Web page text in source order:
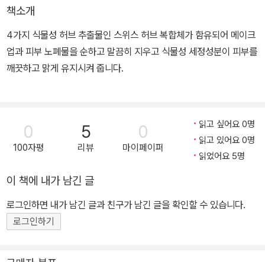
책소개
4가지 식물성 허브 추출물인 스위스 허브 복합체가 함유되어 메이크
업과 피부 노폐물을 순하고 말끔히 지우고 식물성 세정성분이 피부를
깨끗하고 맑게 유지시켜 줍니다.
가꾸어 주도록 도와주고, 풍부한 거품과 피부에 상쾌함을 주는 Cooli
ng Agent 성분이 청량한 세안 느낌을 드립니다.
0
100자평
5
리뷰
0
마이페이퍼
읽고 싶어요 0명
읽고 있어요 0명
읽었어요 5명
이 책에 내가 남긴 글
로그인하면 내가 남긴 글과 친구가 남긴 글을 확인할 수 있습니다.
로그인하기